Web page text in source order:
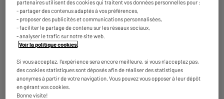
★★★★★
★★★★★
4.7/5(46)
Comparer
BY ELECTRODEPOT
partenaires utilisent des cookies qui traitent vos données personnelles pour :
- partager des contenus adaptés à vos préférences,
- proposer des publicités et communications personnalisées,
- faciliter le partage de contenu sur les réseaux sociaux,
- analyser le trafic sur notre site web.
Voir la politique cookies.
Si vous acceptez, l'expérience sera encore meilleure, si vous n'acceptez pas,
des cookies statistiques sont déposés afin de réaliser des statistiques
anonymes à partir de votre navigation. Vous pouvez vous opposer à leur dépôt
en gérant vos cookies.
Bonne visite!